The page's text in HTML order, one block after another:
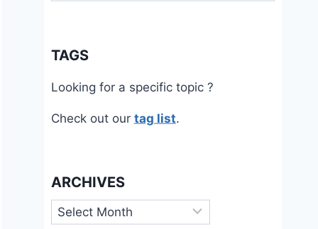
TAGS
Looking for a specific topic ?
Check out our tag list.
ARCHIVES
Archives